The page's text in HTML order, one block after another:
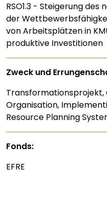
RSO1.3 - Steigerung
der
von Arbeitsplätzen in
produktive Investitionen
Zweck und
Organisation,
Resource Planning
Fonds:
EFRE